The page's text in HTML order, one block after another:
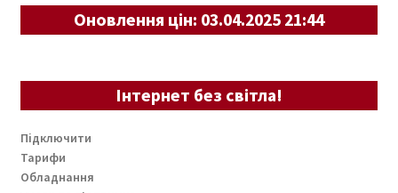
Оновлення цін: 03.04.2025 21:44
Інтернет без світла!
Підключити
Тарифи
Обладнання